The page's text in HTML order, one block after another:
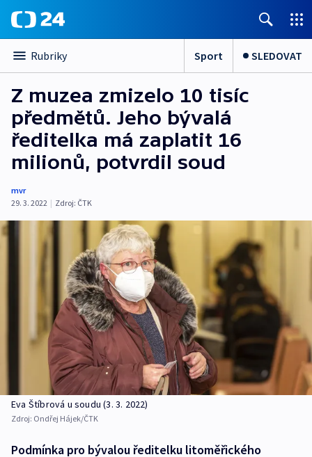
Rubriky Sport SLEDOVAT
Z muzea zmizelo 10 tisíc
předmětů. Jeho bývalá
ředitelka má zaplatit 16
milionů, potvrdil soud
mvr
29. 3. 2022 | Zdroj: ČTK
Eva Štíbrová u soudu (3. 3. 2022)
Zdroj: Ondřej Hájek/ČTK
Podmínka pro bývalou ředitelku litoměřického